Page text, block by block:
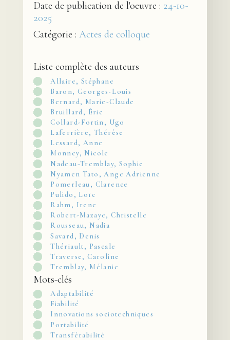
Date de publication de l'oeuvre : 24-10-
2025
Catégorie : Actes de colloque
Liste complète des auteurs
Allaire, Stéphane
Baron, Georges-Louis
Bernard, Marie-Claude
Bruillard, Éric
Collard-Fortin, Ugo
Laferrière, Thérèse
Lessard, Anne
Monney, Nicole
Nadeau-Tremblay, Sophie
Nyamen Tato, Ange Adrienne
Pomerleau, Clarence
Pulido, Loïc
Rahm, Irene
Robert-Mazaye, Christelle
Rousseau, Nadia
Savard, Denis
Thériault, Pascale
Traverse, Caroline
Tremblay, Mélanie
Mots-clés
Adaptabilité
Fiabilité
Innovations sociotechniques
Portabilité
Transférabilité